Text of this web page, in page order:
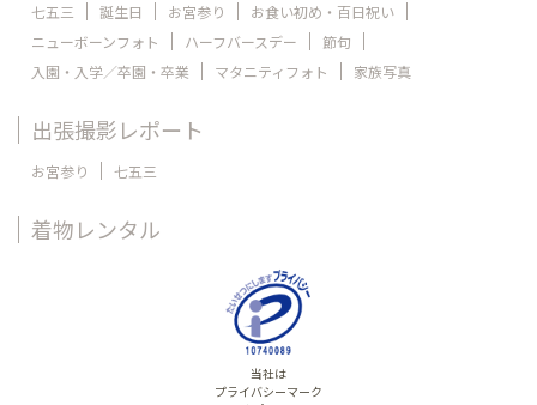
七五三 誕生日 お宮参り
お食い初め・百日祝い
ニューボーンフォト
ハーフバースデー
節句
入園・入学／卒園・卒業
マタニティフォト 家族写真
出張撮影レポート
お宮参り 七五三
着物レンタル
当社は
プライバシーマーク